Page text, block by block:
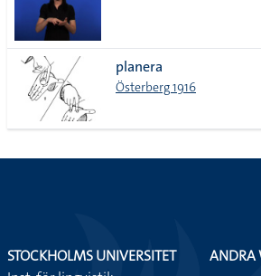
planera
Österberg 1916
STOCKHOLMS UNIVERSITET
ANDRA